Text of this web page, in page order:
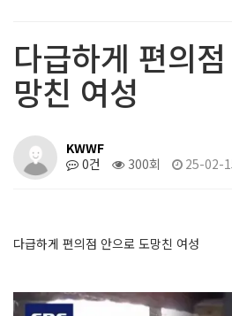
다급하게 편의
망친 여성
KWWF
0건
300회 25-02-
다급하게 편의점 안으로 도망친 여성